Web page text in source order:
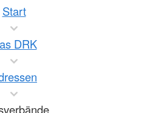
Start
DRK